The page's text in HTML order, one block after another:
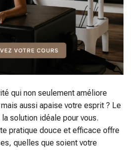
qui non seulement améliore
aussi apaise votre esprit ? Le
solution idéale pour vous.
pratique douce et efficace offre
quelles que soient votre